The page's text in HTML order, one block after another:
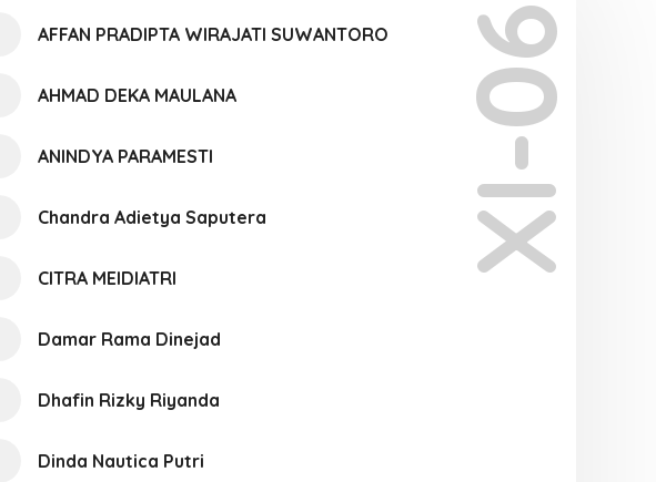
XI-06
AFFAN PRADIPTA WIRAJATI SUWANTORO
AHMAD DEKA MAULANA
ANINDYA PARAMESTI
Chandra Adietya Saputera
CITRA MEIDIATRI
Damar Rama Dinejad
Dhafin Rizky Riyanda
Dinda Nautica Putri